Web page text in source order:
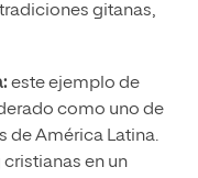
gitanas,
este ejemplo de
como uno de
de América Latina.
en un